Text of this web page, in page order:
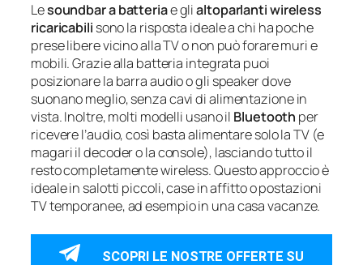
Lesoundbar a batteriae glialtoparlanti wireless
ricaricabili sono la risposta ideale a chi ha poche
prese libere vicino alla TV o non può forare muri e
mobili. Grazie alla batteria integrata puoi
posizionare la barra audio o gli speaker dove
suonano meglio, senza cavi di alimentazione in
vista. Inoltre, molti modelli usano il Bluetooth per
ricevere l’audio, così basta alimentare solo la TV (e
magari il decoder o la console), lasciando tutto il
resto completamente wireless. Questo approccio è
ideale in salotti piccoli, case in affitto o postazioni
TV temporanee, ad esempio in una casa vacanze.
SCOPRI LE NOSTRE OFFERTE SU